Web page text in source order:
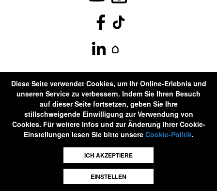
©Differdange2020 . Alle Rechte vorbehalten
Rechtliche Hinweise Datenschutzrichtlinie Cookie-Richtlinie
Digitalised by
Diese Seite verwendet Cookies, um Ihr Online-Erlebnis und
unseren Service zu verbessern. Indem Sie Ihren Besuch
auf dieser Seite fortsetzen, geben Sie Ihre
stillschweigende Einwilligung zur Verwendung von
Cookies. Für weitere Infos und zur Änderung Ihrer Cookie-
Einstellungen lesen Sie bitte unsere Cookie-Politik.
ICH AKZEPTIERE
EINSTELLEN